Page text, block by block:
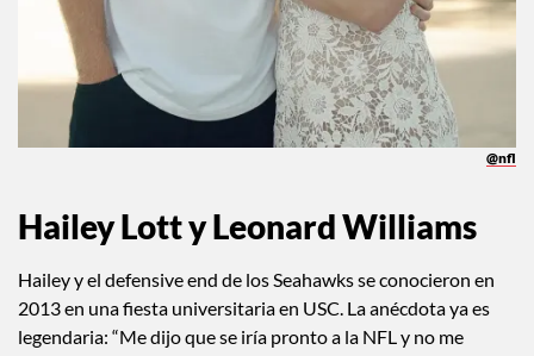
Hailey Lott y Leonard Williams